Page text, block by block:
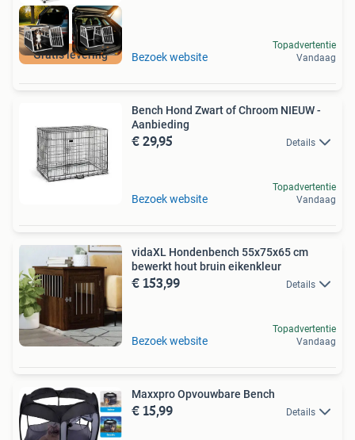
Gratis levering Bezoek website
Topadvertentie
Vandaag
Bench Hond Zwart of Chroom NIEUW -
Aanbieding
€ 29,95 Details
Bezoek website
Topadvertentie
Vandaag
vidaXL Hondenbench 55x75x65 cm
bewerkt hout bruin eikenkleur
€ 153,99 Details
Bezoek website
Topadvertentie
Vandaag
Maxxpro Opvouwbare Bench
€ 15,99 Details